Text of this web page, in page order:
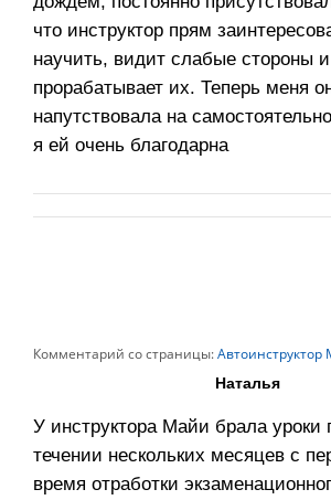
что инструктор прям
научить, видит слабые стороны и
прорабатывает их. Теперь меня
напутствовала на
я ей очень благодарна
Комментарий со страницы:Автоинструктор
Наталья
У инструктора Майи брала
течении нескольких месяцев с
время отработки